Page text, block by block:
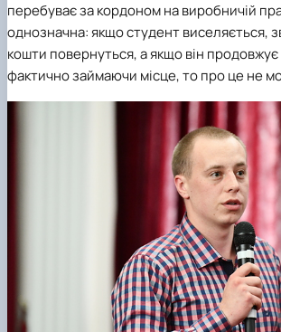
перебуває за кордоном на виробничій
однозначна: якщо студент виселяється,
кошти повернуться, а якщо він продовжує
фактично займаючи місце, то про це не